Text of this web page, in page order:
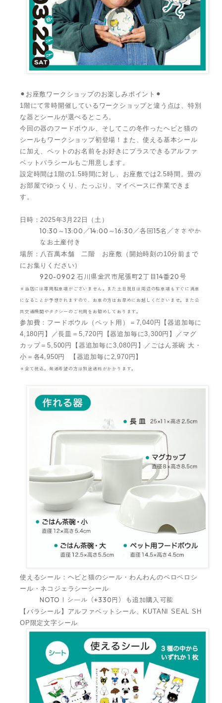
⚫︎ お座敷ワークショップのお楽しみポイント ⚫︎
1階にて常時開催しているワークショップと違う点は、特別
な器とシールが選べるところ。
今回の器のフードボウル、そしてこの冬作ったヘビと猫の
シールもワークショップ初登場！また、使える基本シール
に加え、ペットのお名前をお好きにプラスできるアルファ
ベットバラシールもご用意します。
設定時間は1階の1.5時間に対し、お座敷では2.5時間。畳の
お部屋でゆっくり、たっぷり、マイペースに作業できま
す。
日時：2025年3月22日（土）
10:30～13:00／14:00～16:30／各回15名／ささやか
なお土産付き
場所：八百萬本舗 二階 お座敷（開始時刻の10分前まで
にお集りください）
920-0902 石川県金沢市尾張町2丁目14番20号
＊当店には専用駐車場がございません。また土日祝日は周辺の駐車場もすぐに満車
になることが予想されますので、お車の方はお早めにお越しくださいませ。また公
共交通機関やタクシーのご利用をお勧めしております。
参加費：フードボウル（ペット用）＝7,040円【器追加毎に
4,180円】／長皿＝5,720円【器追加毎に3,300円】／マグ
カップ＝5,500円【器追加毎に3,080円】／ごはん茶碗 大・
小＝各4,950円 【器追加毎に2,970円】
＊全て税込。発送希望の方は別途送料がかかります。
使えるシール：ヘビと猫のシール・わんわんのペロペロシ
ール・ネコジェラシーシール
NOTO！シール（+330円）も追加購入可能
【バラシール】アルファベットシール、KUTANI SEAL SH
OP限定文字シール